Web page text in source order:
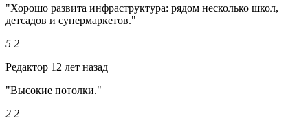
"Хорошо развита инфраструктура: рядом несколько школ,
детсадов и супермаркетов."
5 2
Редактор 12 лет назад
"Высокие потолки."
2 2